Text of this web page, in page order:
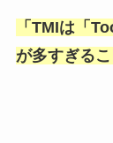
「 TMIは「
が多すぎるこ